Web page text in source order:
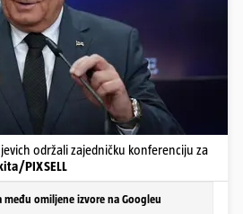
održali zajedničku konferenciju za
PIXSELL
među omiljene izvore na Googleu